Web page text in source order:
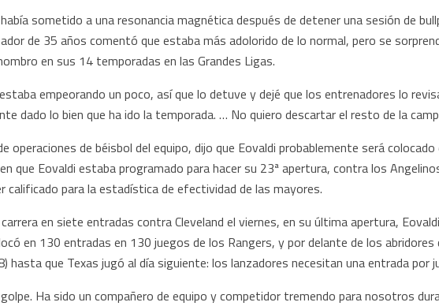
sometido a una resonancia magnética después de detener una sesión de
de 35 años comentó que estaba más adolorido de lo normal, pero se
en sus 14 temporadas en las Grandes Ligas.
empeorando un poco, así que lo detuve y dejé que los entrenadores lo
dado lo bien que ha ido la temporada. … No quiero descartar el resto de la
operaciones de béisbol del equipo, dijo que Eovaldi probablemente será
que Eovaldi estaba programado para hacer su 23ª apertura, contra los
calificado para la estadística de efectividad de las mayores.
en siete entradas contra Cleveland el viernes, en su última apertura,
en 130 entradas en 130 juegos de los Rangers, y por delante de los abridores
hasta que Texas jugó al día siguiente: los lanzadores necesitan una entrada por
Ha sido un compañero de equipo y competidor tremendo para nosotros